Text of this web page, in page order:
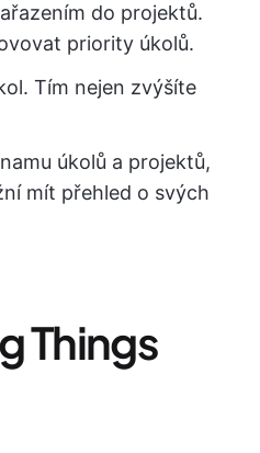
do projektů.
priority úkolů.
Tím nejen zvýšíte
úkolů a projektů,
mít přehled o svých
Things